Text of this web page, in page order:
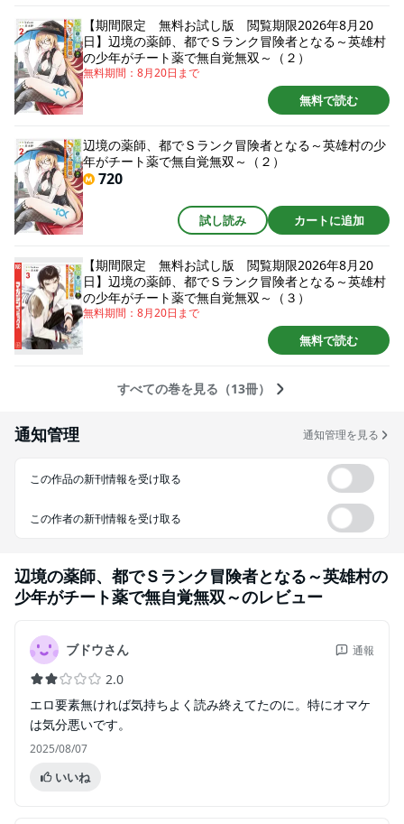
【期間限定 無料お試し版 閲覧期限2026年8月20
日】辺境の薬師、都でＳランク冒険者となる～英雄村
の少年がチート薬で無自覚無双～（２）
無料期間： 8月20日 まで
無料で読む
辺境の薬師、都でＳランク冒険者となる～英雄村の少
年がチート薬で無自覚無双～（２）
720
試し読み カートに追加
【期間限定 無料お試し版 閲覧期限2026年8月20
日】辺境の薬師、都でＳランク冒険者となる～英雄村
の少年がチート薬で無自覚無双～（３）
無料期間： 8月20日 まで
無料で読む
すべての巻を見る（13冊）
通知管理 通知管理を見る
この作品の新刊情報を受け取る
この作者の新刊情報を受け取る
辺境の薬師、都でＳランク冒険者となる～英雄村の
少年がチート薬で無自覚無双～のレビュー
ブドウさん 通報
2.0
エロ要素無ければ気持ちよく読み終えてたのに。特にオマケ
は気分悪いです。
2025/08/07
いいね